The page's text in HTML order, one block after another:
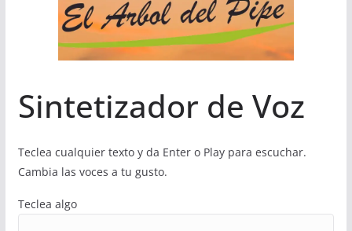
Sintetizador de Voz
Teclea cualquier texto y da Enter o Play para escuchar.
Cambia las voces a tu gusto.
Teclea algo